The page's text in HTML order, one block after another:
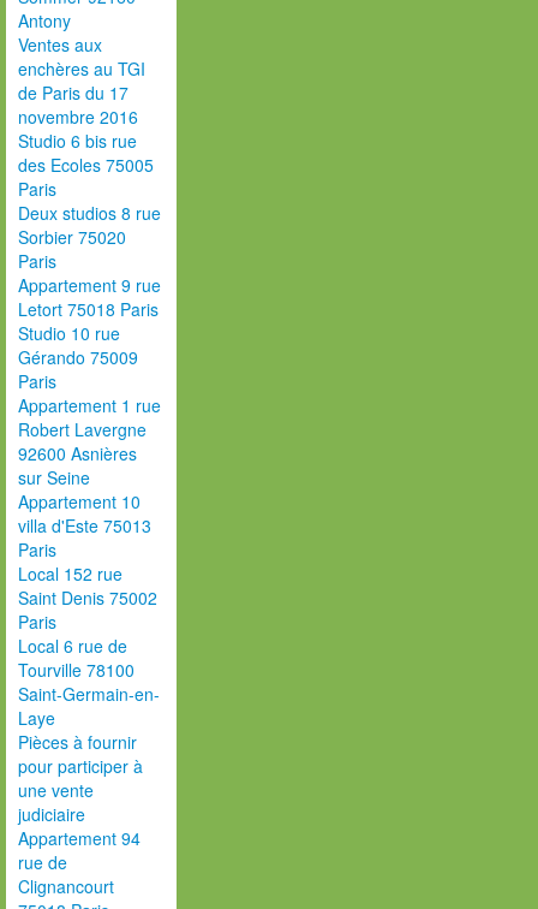
Antony
Ventes aux
enchères au TGI
de Paris du 17
novembre 2016
Studio 6 bis rue
des Ecoles 75005
Paris
Deux studios 8 rue
Sorbier 75020
Paris
Appartement 9 rue
Letort 75018 Paris
Studio 10 rue
Gérando 75009
Paris
Appartement 1 rue
Robert Lavergne
92600 Asnières
sur Seine
Appartement 10
villa d'Este 75013
Paris
Local 152 rue
Saint Denis 75002
Paris
Local 6 rue de
Tourville 78100
Saint-Germain-en-
Laye
Pièces à fournir
pour participer à
une vente
judiciaire
Appartement 94
rue de
Clignancourt